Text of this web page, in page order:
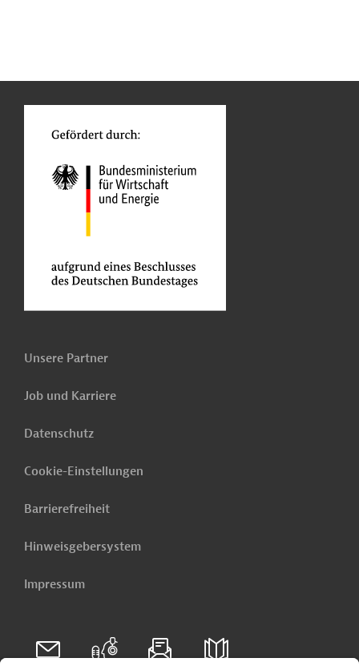
Unsere Partner
Job und Karriere
Datenschutz
Cookie-Einstellungen
Barrierefreiheit
Hinweisgebersystem
Impressum